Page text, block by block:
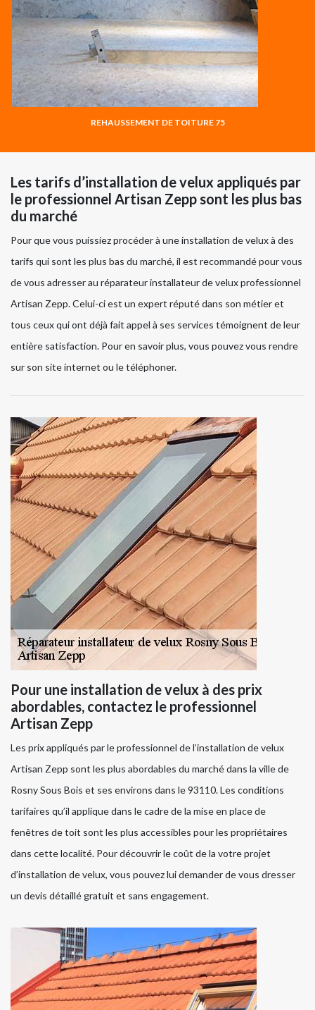
REHAUSSEMENT DE TOITURE 75
Les tarifs d’installation de velux appliqués par
le professionnel Artisan Zepp sont les plus bas
du marché
Pour que vous puissiez procéder à une installation de velux à des
tarifs qui sont les plus bas du marché, il est recommandé pour vous
de vous adresser au réparateur installateur de velux professionnel
Artisan Zepp. Celui-ci est un expert réputé dans son métier et
tous ceux qui ont déjà fait appel à ses services témoignent de leur
entière satisfaction. Pour en savoir plus, vous pouvez vous rendre
sur son site internet ou le téléphoner.
Pour une installation de velux à des prix
abordables, contactez le professionnel
Artisan Zepp
Les prix appliqués par le professionnel de l’installation de velux
Artisan Zepp sont les plus abordables du marché dans la ville de
Rosny Sous Bois et ses environs dans le 93110. Les conditions
tarifaires qu’il applique dans le cadre de la mise en place de
fenêtres de toit sont les plus accessibles pour les propriétaires
dans cette localité. Pour découvrir le coût de la votre projet
d’installation de velux, vous pouvez lui demander de vous dresser
un devis détaillé gratuit et sans engagement.